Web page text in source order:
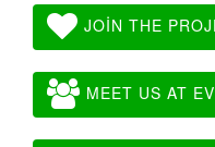
JOIN THE
MEET US AT